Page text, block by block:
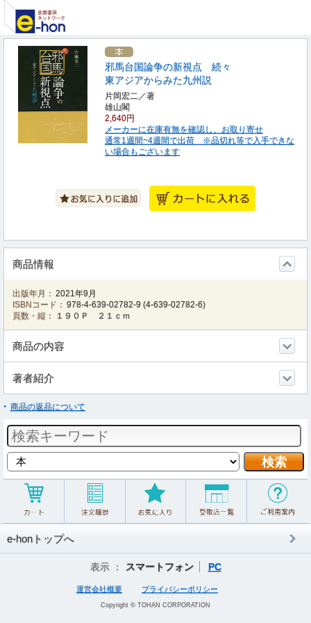
邪馬台国論争の新視点 続々
東アジアからみた九州説
片岡宏二／著
雄山閣
2,640円
メーカーに在庫有無を確認し、お取り寄せ
通常1週間~4週間で出荷 ※品切れ等で入手できな
い場合もございます
商品情報
出版年月： 2021年9月
ISBNコード： 978-4-639-02782-9 (4-639-02782-6)
頁数・縦：
１９０Ｐ ２１ｃｍ
商品の内容
著者紹介
商品の返品について
e-honトップへ
表示 ： スマートフォン PC
運営会社概要 プライバシーポリシー
Copyright © TOHAN CORPORATION